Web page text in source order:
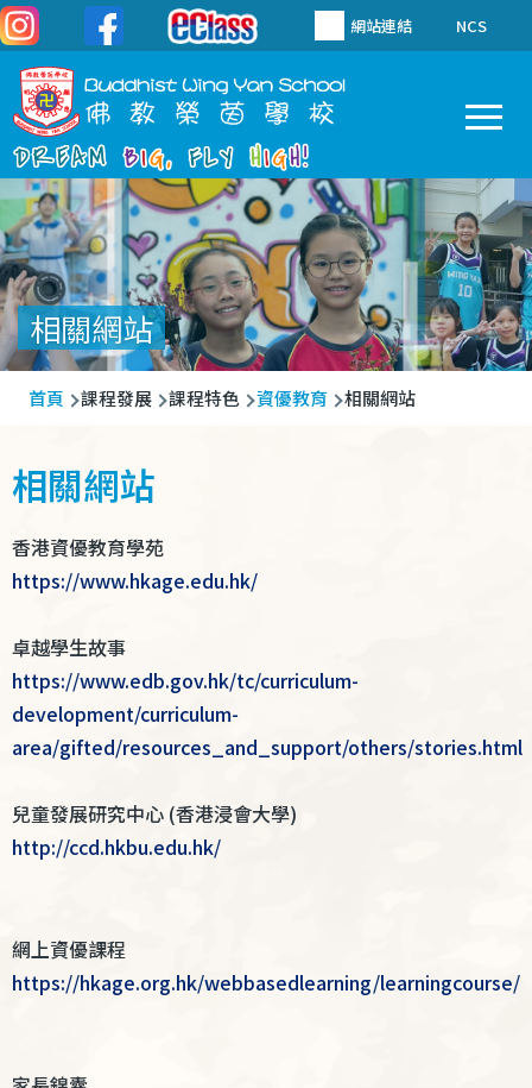
移至主內容 網站連結 NCS
Main
navigation
相關網站
導
連
結
首頁 課程發展 課程特色 資優教育 相關網站
相關網站
香港資優教育學苑
https://www.hkage.edu.hk/
卓越學生故事
https://www.edb.gov.hk/tc/curriculum-
development/curriculum-
area/gifted/resources_and_support/others/stories.html
兒童發展研究中心 (香港浸會大學)
http://ccd.hkbu.edu.hk/
網上資優課程
https://hkage.org.hk/webbasedlearning/learningcourse/